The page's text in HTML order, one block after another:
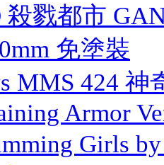
殺戮都市
免塗裝
MMS 424 神
Armor
Girls